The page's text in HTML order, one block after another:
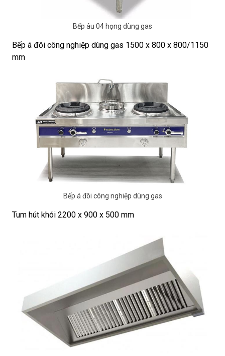
Bếp âu 04 họng dùng gas
Bếp á đôi công nghiệp dùng gas 1500 x 800 x 800/1150
mm
Bếp á đôi công nghiệp dùng gas
Tum hút khói 2200 x 900 x 500 mm